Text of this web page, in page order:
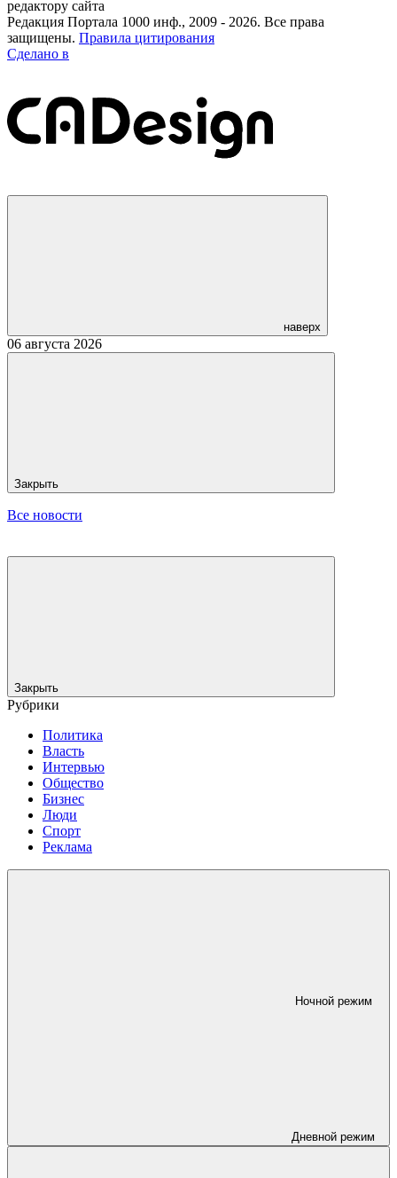
редактору сайта
Редакция Портала 1000 инф., 2009 - 2026. Все права
защищены. Правила цитирования
Сделано в
наверх
06 августа 2026
Закрыть
Все новости
Закрыть
Рубрики
Политика
Власть
Интервью
Общество
Бизнес
Люди
Спорт
Реклама
Ночной режим
Дневной режим